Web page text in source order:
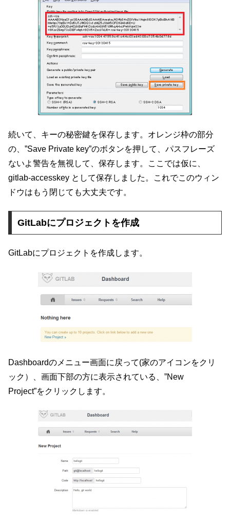
続いて、キーの秘密鍵を保存します。オレンジ枠の部分
の、”Save Private key”のボタンを押して、パスフレーズ
ないよ警告を無視して、保存します。ここでは仮に、
gitlab-accesskey として保存しました。これでこのウィン
ドウはもう閉じても大丈夫です。
GitLabにプロジェクトを作成
GitLabにプロジェクトを作成します。
Dashboardのメニュー画面に戻って(家のアイコンをクリ
ック）、画面下部の方に表示されている、”New
Project”をクリックします。